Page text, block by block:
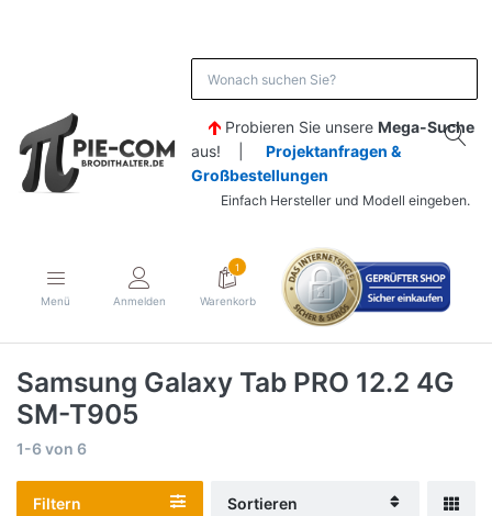
Probieren Sie unsere Mega-Suche
aus! | Projektanfragen &
Großbestellungen
Einfach Hersteller und Modell eingeben.
Menü Anmelden
1
Warenkorb
Samsung Galaxy Tab PRO 12.2 4G
SM-T905
1-6von 6
Filtern Sortieren